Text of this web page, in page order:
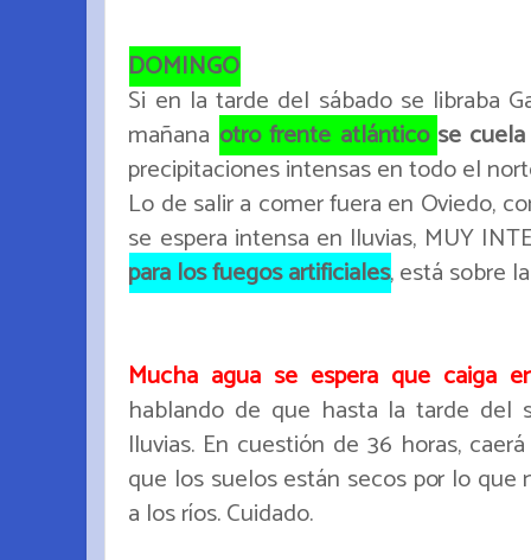
DOMINGO
Si en la tarde del sábado se libraba
mañana otro frente atlántico se
precipitaciones intensas en todo el
Lo de salir a comer fuera en Oviedo,
se espera intensa en lluvias, MUY
para los fuegos artificiales, está sobre
Mucha agua se espera que caiga
hablando de que hasta la tarde del
lluvias. En cuestión de 36 horas,
que los suelos están secos por lo que
a los ríos. Cuidado.